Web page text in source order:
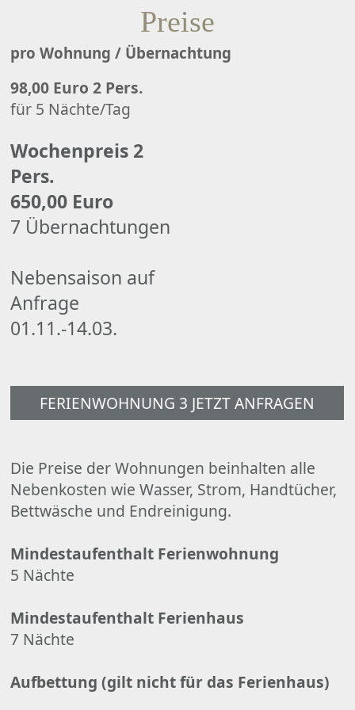
Preise
pro Wohnung / Übernachtung
98,00 Euro 2 Pers.
für 5 Nächte/Tag
Wochenpreis 2
Pers.
650,00 Euro
7 Übernachtungen
Nebensaison auf
Anfrage
01.11.-14.03.
FERIENWOHNUNG 3 JETZT ANFRAGEN
Die Preise der Wohnungen beinhalten alle
Nebenkosten wie Wasser, Strom, Handtücher,
Bettwäsche und Endreinigung.
Mindestaufenthalt Ferienwohnung
5 Nächte
Mindestaufenthalt Ferienhaus
7 Nächte
Aufbettung (gilt nicht für das Ferienhaus)